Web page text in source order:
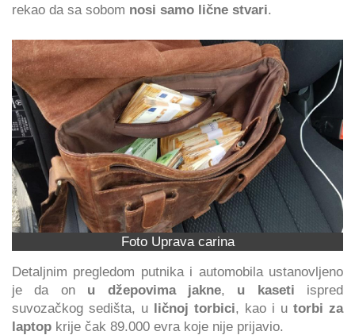
rekao da sa sobom nosi samo lične stvari.
Foto Uprava carina
Detaljnim pregledom putnika i automobila ustanovljeno
je da on u džepovima jakne, u kaseti ispred
suvozačkog sedišta, u
ličnoj torbici, kao i u torbi za
laptop krije čak 89.000 evra koje nije prijavio.